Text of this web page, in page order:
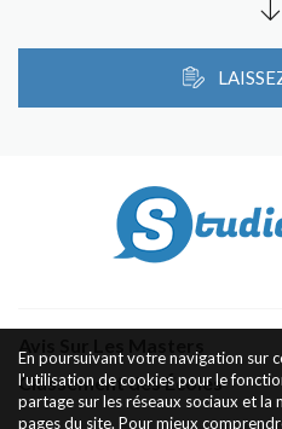
Classement des Écoles
En poursuivant votre navigation sur
l'utilisation de cookies pour le
partage sur les réseaux sociaux et la
pages du site. Pour mieux